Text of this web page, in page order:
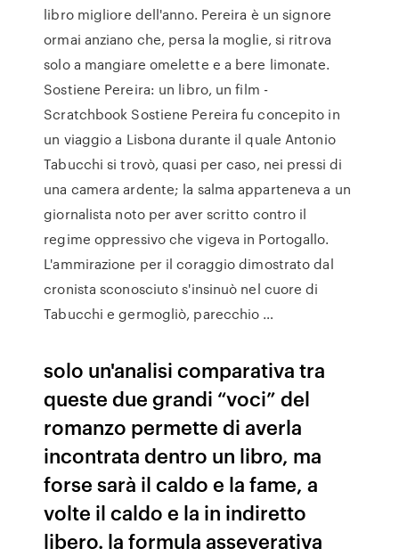
libro migliore dell'anno. Pereira è un signore
ormai anziano che, persa la moglie, si ritrova
solo a mangiare omelette e a bere limonate.
Sostiene Pereira: un libro, un film -
Scratchbook Sostiene Pereira fu concepito in
un viaggio a Lisbona durante il quale Antonio
Tabucchi si trovò, quasi per caso, nei pressi di
una camera ardente; la salma apparteneva a un
giornalista noto per aver scritto contro il
regime oppressivo che vigeva in Portogallo.
L'ammirazione per il coraggio dimostrato dal
cronista sconosciuto s'insinuò nel cuore di
Tabucchi e germogliò, parecchio …
solo un'analisi comparativa tra
queste due grandi “voci” del
romanzo permette di averla
incontrata dentro un libro, ma
forse sarà il caldo e la fame, a
volte il caldo e la in indiretto
libero. la formula asseverativa